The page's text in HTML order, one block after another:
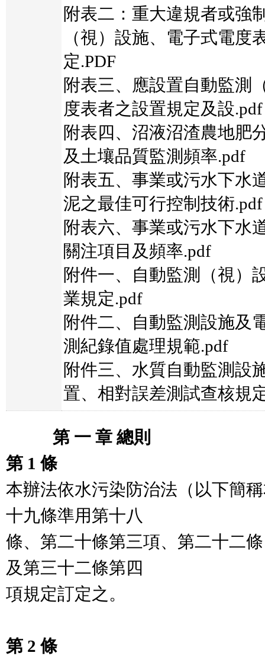
附表二：重大違規者或強
（視）設施、電子式電度
定.PDF
附表三、應設置自動監測
度表者之設置規定及設.pdf
附表四、沼液沼渣農地肥
及土壤品質監測頻率.pdf
附表五、事業或污水下水
泥之最佳可行控制技術.pdf
附表六、事業或污水下水
關注項目及頻率.pdf
附件一、自動監測（視）
業規定.pdf
附件二、自動監測設施及
測紀錄值處理規範.pdf
附件三、水質自動監測設
置、相對誤差測試查核規
第 一 章 總則
第 1 條
本辦法依水污染防治法（以下簡
十九條準用第十八
條、第二十條第三項、第二十二
及第三十二條第四
項規定訂定之。
第 2 條